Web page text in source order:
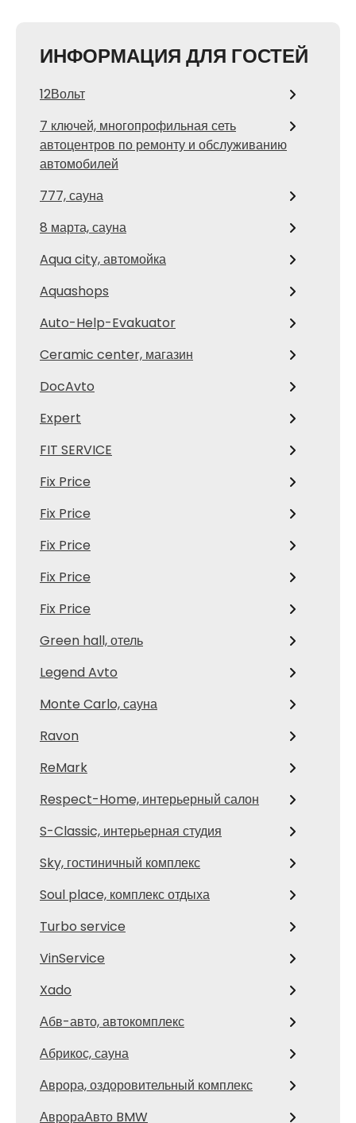
ИНФОРМАЦИЯ ДЛЯ ГОСТЕЙ
12Вольт
7 ключей, многопрофильная сеть
автоцентров по ремонту и обслуживанию
автомобилей
777, сауна
8 марта, сауна
Aqua city, автомойка
Aquashops
Auto-Help-Evakuator
Ceramic center, магазин
DocAvto
Expert
FIT SERVICE
Fix Price
Fix Price
Fix Price
Fix Price
Fix Price
Green hall, отель
Legend Avto
Monte Carlo, сауна
Ravon
ReMark
Respect-Home, интерьерный салон
S-Classic, интерьерная студия
Sky, гостиничный комплекс
Soul place, комплекс отдыха
Turbo service
VinService
Xado
Абв-авто, автокомплекс
Абрикос, сауна
Аврора, оздоровительный комплекс
АврораАвто BMW